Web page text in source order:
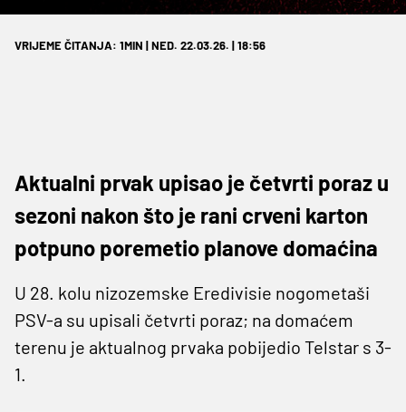
VRIJEME ČITANJA: 1MIN | NED. 22.03.26. | 18:56
Aktualni prvak upisao je četvrti poraz u
sezoni nakon što je rani crveni karton
potpuno poremetio planove domaćina
U 28. kolu nizozemske Eredivisie nogometaši
PSV-a su upisali četvrti poraz; na domaćem
terenu je aktualnog prvaka pobijedio Telstar s 3-
1.